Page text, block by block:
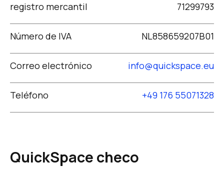
71299793
registro mercantil
NL858659207B01
Número de IVA
info@quickspace.eu
Correo electrónico
+49 176 55071328
Teléfono
QuickSpace checo